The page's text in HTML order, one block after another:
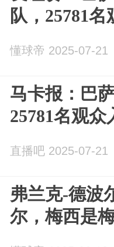
队，25781
懂球帝 2025-07-21
马卡报：巴
25781名观众
直播吧 2025-07-21
弗兰克-德波
尔，梅西是